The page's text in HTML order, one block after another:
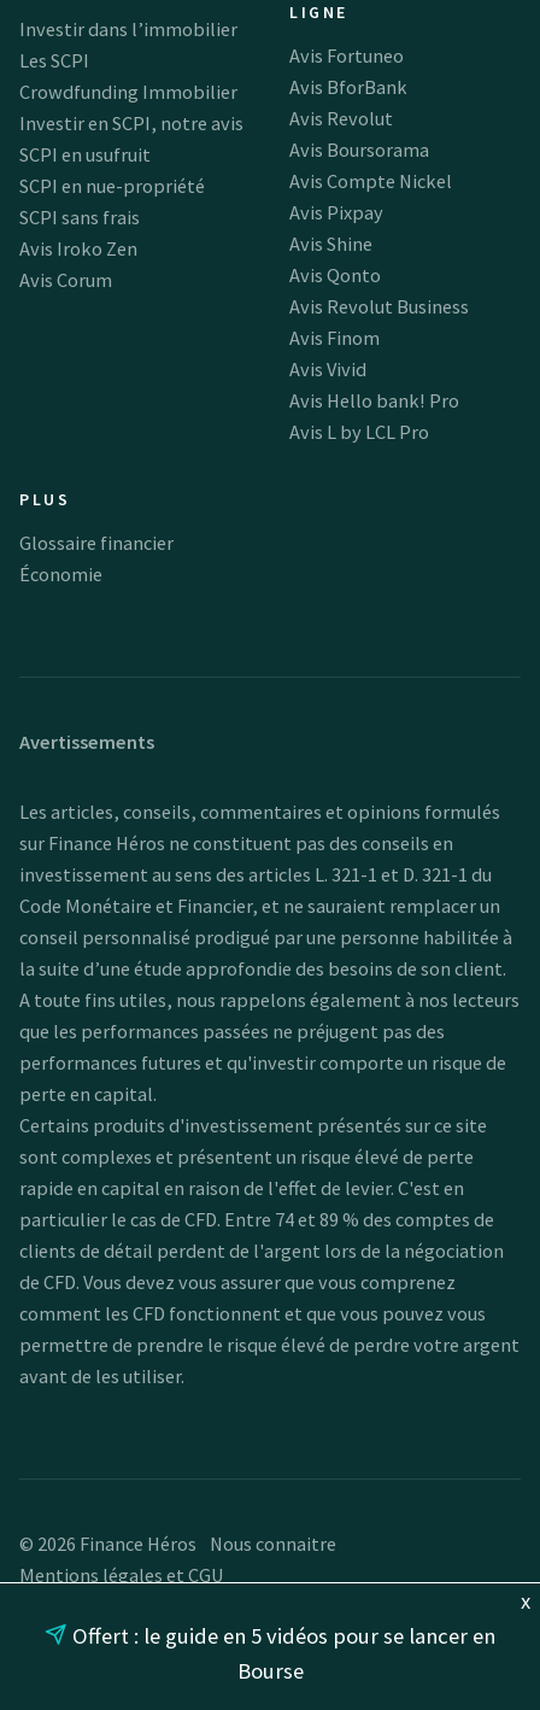
x
Offert : le guide en 5 vidéos pour se lancer en
Bourse
Investir dans l’immobilier
Les SCPI
Crowdfunding Immobilier
Investir en SCPI, notre avis
SCPI en usufruit
SCPI en nue-propriété
SCPI sans frais
Avis Iroko Zen
Avis Corum
LIGNE
Avis Fortuneo
Avis BforBank
Avis Revolut
Avis Boursorama
Avis Compte Nickel
Avis Pixpay
Avis Shine
Avis Qonto
Avis Revolut Business
Avis Finom
Avis Vivid
Avis Hello bank! Pro
Avis L by LCL Pro
PLUS
Glossaire financier
Économie
Avertissements
Les articles, conseils, commentaires et opinions formulés
sur Finance Héros ne constituent pas des conseils en
investissement au sens des articles L. 321-1 et D. 321-1 du
Code Monétaire et Financier, et ne sauraient remplacer un
conseil personnalisé prodigué par une personne habilitée à
la suite d’une étude approfondie des besoins de son client.
A toute fins utiles, nous rappelons également à nos lecteurs
que les performances passées ne préjugent pas des
performances futures et qu'investir comporte un risque de
perte en capital.
Certains produits d'investissement présentés sur ce site
sont complexes et présentent un risque élevé de perte
rapide en capital en raison de l'effet de levier. C'est en
particulier le cas de CFD. Entre 74 et 89 % des comptes de
clients de détail perdent de l'argent lors de la négociation
de CFD. Vous devez vous assurer que vous comprenez
comment les CFD fonctionnent et que vous pouvez vous
permettre de prendre le risque élevé de perdre votre argent
avant de les utiliser.
© 2026 Finance Héros
Nous connaitre
Mentions légales et CGU